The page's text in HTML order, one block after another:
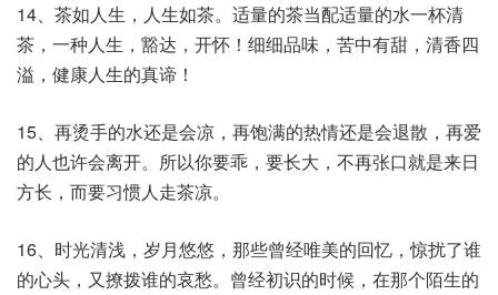
14、茶如人生，人生如茶。适量的茶当配适量的水一杯清
茶，一种人生，豁达，开怀！细细品味，苦中有甜，清香四
溢，健康人生的真谛！
15、再烫手的水还是会凉，再饱满的热情还是会退散，再爱
的人也许会离开。所以你要乖，要长大，不再张口就是来日
方长，而要习惯人走茶凉。
16、时光清浅，岁月悠悠，那些曾经唯美的回忆，惊扰了谁
的心头，又撩拨谁的哀愁。曾经初识的时候，在那个陌生的